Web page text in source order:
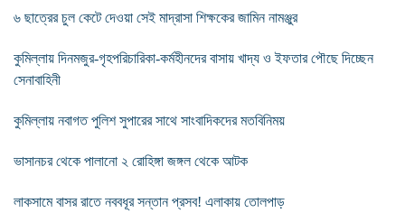
৬ ছাত্রের চুল কেটে দেওয়া সেই মাদ্রাসা শিক্ষকের জামিন নামঞ্জুর
কুমিল্লায় দিনমজুর-গৃহপরিচারিকা-কর্মহীনদের বাসায় খাদ্য ও ইফতার পৌছে দিচ্ছেন
সেনাবাহিনী
কুমিল্লায় নবাগত পুলিশ সুপারের সাথে সাংবাদিকদের মতবিনিময়
ভাসানচর থেকে পালানো ২ রোহিঙ্গা জঙ্গল থেকে আটক
লাকসামে বাসর রাতে নববধূর সন্তান প্রসব! এলাকায় তোলপাড়